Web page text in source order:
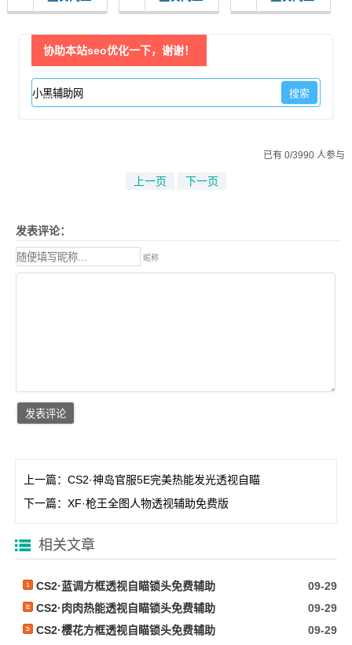
协助本站seo优化一下，谢谢！
已有 0/3990 人参与
上一页 下一页
发表评论：
昵称
上一篇： CS2·神岛官服5E完美热能发光透视自瞄
下一篇： XF·枪王全图人物透视辅助免费版
相关文章
CS2·蓝调方框透视自瞄锁头免费辅助
09-29
CS2·肉肉热能透视自瞄锁头免费辅助
09-29
CS2·樱花方框透视自瞄锁头免费辅助
09-29